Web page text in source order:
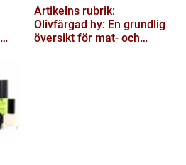
Artikelns rubrik:
Olivfärgad hy: En grundlig
översikt för mat- och